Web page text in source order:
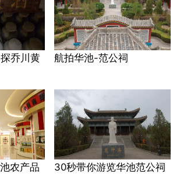
乔川黄
航拍华池-范公祠
农产品 30秒带你游览华池范公祠